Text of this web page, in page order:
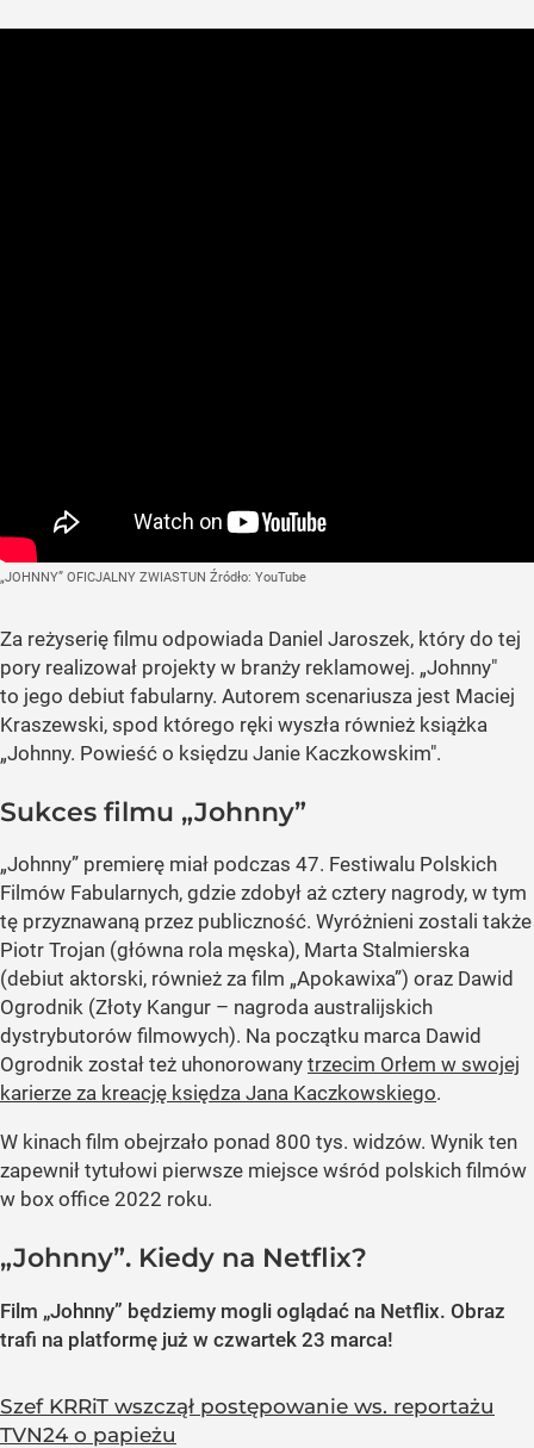
„JOHNNY” OFICJALNY ZWIASTUN Źródło: YouTube
Za reżyserię filmu odpowiada Daniel Jaroszek, który do tej
pory realizował projekty w branży reklamowej. „Johnny"
to jego debiut fabularny. Autorem scenariusza jest Maciej
Kraszewski, spod którego ręki wyszła również książka
„Johnny. Powieść o księdzu Janie Kaczkowskim".
Sukces filmu „Johnny”
„Johnny” premierę miał podczas 47. Festiwalu Polskich
Filmów Fabularnych, gdzie zdobył aż cztery nagrody, w tym
tę przyznawaną przez publiczność. Wyróżnieni zostali także
Piotr Trojan (główna rola męska), Marta Stalmierska
(debiut aktorski, również za film „Apokawixa”) oraz Dawid
Ogrodnik (Złoty Kangur – nagroda australijskich
dystrybutorów filmowych). Na początku marca Dawid
Ogrodnik został też uhonorowany trzecim Orłem w swojej
karierze za kreację księdza Jana Kaczkowskiego.
W kinach film obejrzało ponad 800 tys. widzów. Wynik ten
zapewnił tytułowi pierwsze miejsce wśród polskich filmów
w box office 2022 roku.
„Johnny”. Kiedy na Netflix?
Film „Johnny” będziemy mogli oglądać na Netflix. Obraz
trafi na platformę już w czwartek 23 marca!
Szef KRRiT wszczął postępowanie ws. reportażu
TVN24 o papieżu